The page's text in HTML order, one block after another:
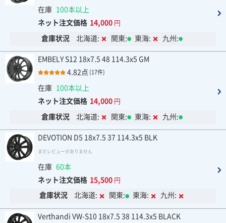
在庫 100本以上
ネット注文価格 14,000 円
倉庫状況 北海道: 関東: 東海: 九州:
EMBELY S12 18x7.5 48 114.3x5 GM
4.82点 (17件)
在庫 100本以上
ネット注文価格 14,000 円
倉庫状況 北海道: 関東: 東海: 九州:
DEVOTION D5 18x7.5 37 114.3x5 BLK
まだレビューがありません
在庫 60本
ネット注文価格 15,500 円
倉庫状況 北海道: 関東: 東海: 九州:
Verthandi VW-S10 18x7.5 38 114.3x5 BLACK